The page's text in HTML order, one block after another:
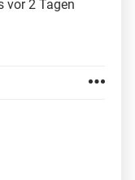
vor 2 Tagen